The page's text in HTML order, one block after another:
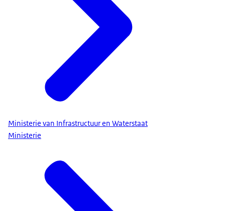
Ministerie van Infrastructuur en Waterstaat
Ministerie